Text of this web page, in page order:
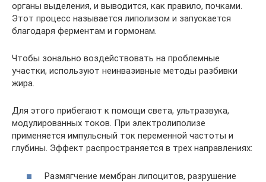
органы выделения, и выводится, как правило, почками.
Этот процесс называется липолизом и запускается
благодаря ферментам и гормонам.
Чтобы зонально воздействовать на проблемные
участки, используют неинвазивные методы разбивки
жира.
Для этого прибегают к помощи света, ультразвука,
модулированных токов. При электролиполизе
применяется импульсный ток переменной частоты и
глубины. Эффект распространяется в трех направлениях:
Размягчение мембран липоцитов, разрушение